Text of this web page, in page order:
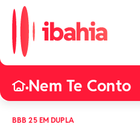
•Nem Te Conto
BBB 25 EM DUPLA